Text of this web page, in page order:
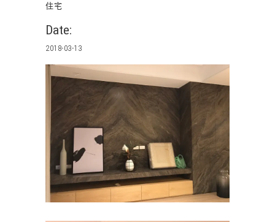
住宅
Date:
2018-03-13